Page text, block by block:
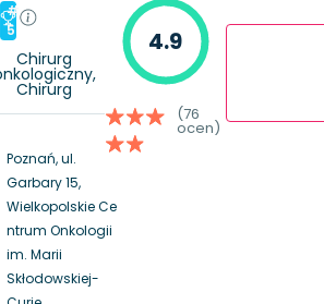
#
5
Chirurg
Chirurg
Poznań, ul.
Garbary 15,
Wielkopolskie Ce
ntrum Onkologii
im. Marii
Skłodowskiej-
4.9
(76
ocen)